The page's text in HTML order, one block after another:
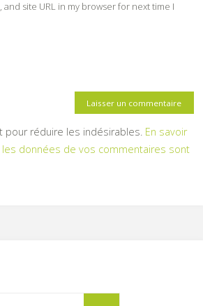
and site URL in my browser for next time I
pour réduire les indésirables. En savoir
les données de vos commentaires sont